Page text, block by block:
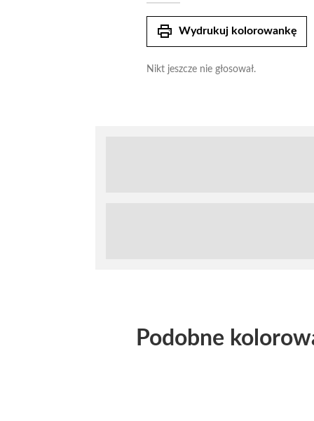
print Wydrukuj kolorowankę
Nikt jeszcze nie głosował.
Podobne